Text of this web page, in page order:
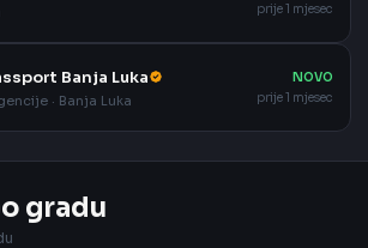
prije 1 mjesec
Banja Luka
· Banja Luka
NOVO
prije 1 mjesec
gradu